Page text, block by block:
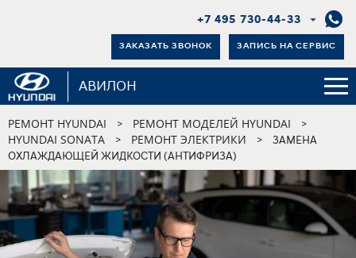
+7 495 730-44-33
ЗАКАЗАТЬ ЗВОНОК ЗАПИСЬ НА СЕРВИС
АВИЛОН
РЕМОНТ HYUNDAI > РЕМОНТ МОДЕЛЕЙ HYUNDAI >
HYUNDAI SONATA > РЕМОНТ ЭЛЕКТРИКИ >
ЗАМЕНА
ОХЛАЖДАЮЩЕЙ ЖИДКОСТИ (АНТИФРИЗА)